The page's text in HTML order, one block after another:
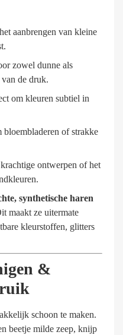
aanbrengen van kleine
zowel dunne als
de druk.
om kleuren subtiel in
bloembladeren of strakke
ontwerpen of het
synthetische haren
maakt ze uitermate
kleurstoffen, glitters
&
schoon te maken.
beetje milde zeep, knijp